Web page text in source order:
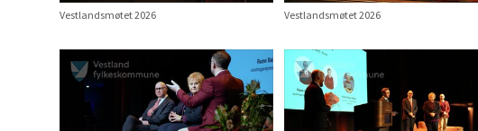
Vestlandsmøtet 2026 Vestlandsmøtet 2026